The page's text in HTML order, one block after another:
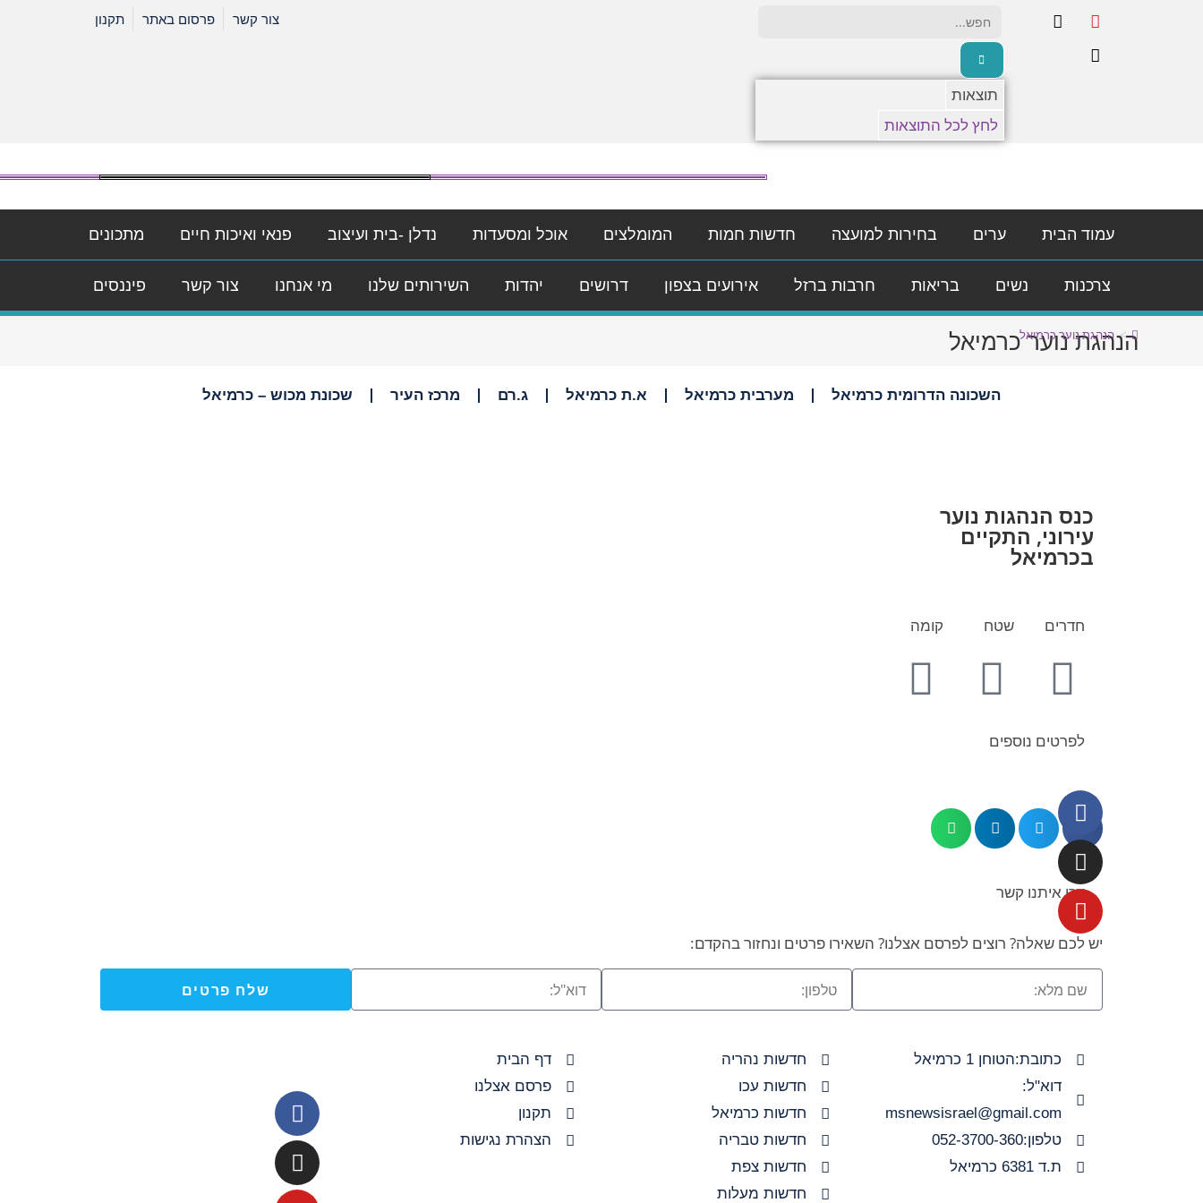
תוצאות
לחץ לכל התוצאות
צור קשר פרסום באתר תקנון
עמוד הבית ערים בחירות למועצה חדשות חמות המומלצים אוכל ומסעדות נדלן -בית ועיצוב פנאי ואיכות חיים מתכונים
צרכנות נשים בריאות חרבות ברזל אירועים בצפון דרושים יהדות השירותים שלנו מי אנחנו צור קשר פיננסים
הנהגת נוער כרמיאל
> הנהגת נוער כרמיאל
השכונה הדרומית כרמיאל מערבית כרמיאל א.ת כרמיאל ג.רם מרכז העיר שכונת מכוש – כרמיאל
כנס הנהגות נוער
עירוני, התקיים
בכרמיאל
חדרים שטח קומה
לפרטים נוספים
צרו איתנו קשר
יש לכם שאלה? רוצים לפרסם אצלנו? השאירו פרטים ונחזור בהקדם:
שלח פרטים
כתובת:הטוחן 1 כרמיאל
דוא"ל:
msnewsisrael@gmail.com
טלפון:052-3700-360
ת.ד 6381 כרמיאל
חדשות נהריה
חדשות עכו
חדשות כרמיאל
חדשות טבריה
חדשות צפת
חדשות מעלות
דף הבית
פרסם אצלנו
תקנון
הצהרת נגישות